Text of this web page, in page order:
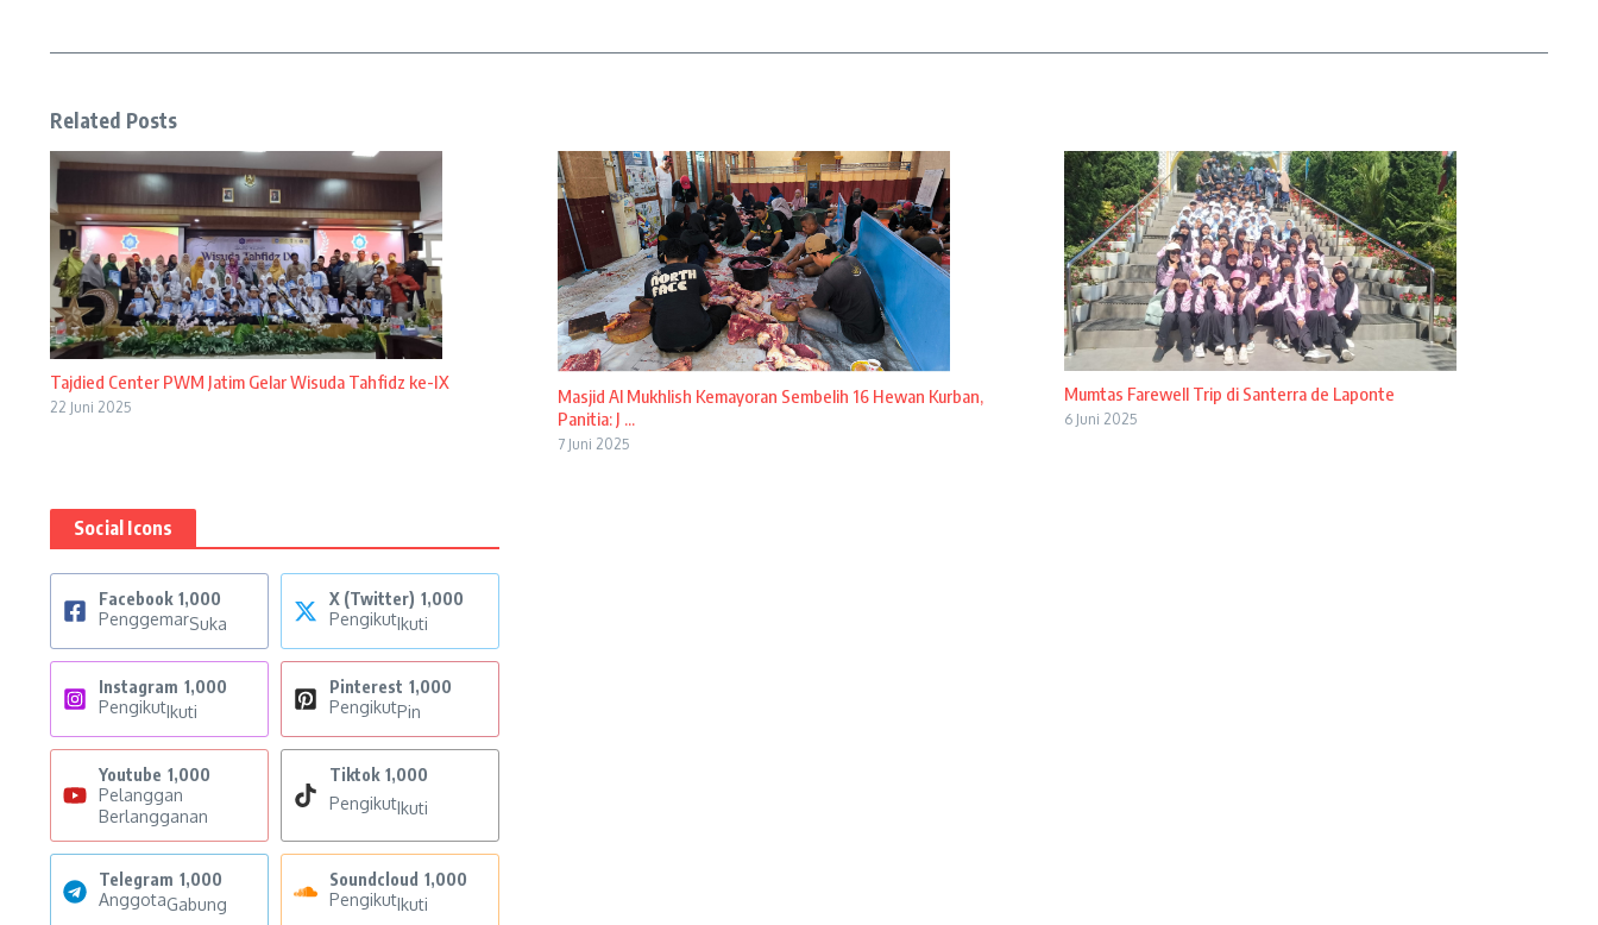
Related Posts
Tajdied Center PWM Jatim Gelar Wisuda Tahfidz ke-IX
22 Juni 2025
Masjid Al Mukhlish Kemayoran Sembelih 16 Hewan Kurban,
Panitia: J ...
7 Juni 2025
Mumtas Farewell Trip di Santerra de Laponte
6 Juni 2025
Social Icons
Facebook 1,000
PenggemarSuka
X (Twitter) 1,000
PengikutIkuti
Instagram 1,000
PengikutIkuti
Pinterest 1,000
PengikutPin
Youtube 1,000
Pelanggan
Berlangganan
Tiktok 1,000
PengikutIkuti
Telegram 1,000
AnggotaGabung
Soundcloud 1,000
PengikutIkuti